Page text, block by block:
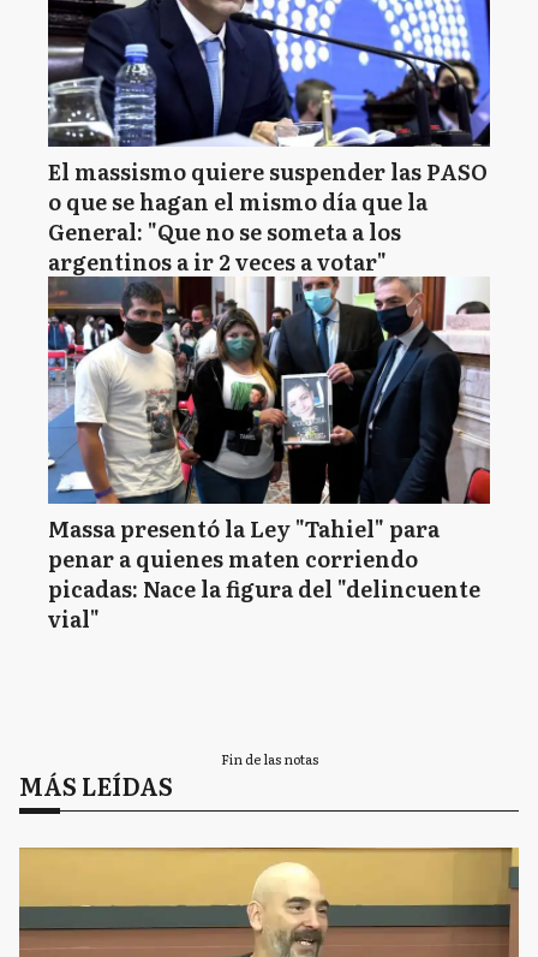
El massismo quiere suspender las PASO
o que se hagan el mismo día que la
General: "Que no se someta a los
argentinos a ir 2 veces a votar"
Massa presentó la Ley "Tahiel" para
penar a quienes maten corriendo
picadas: Nace la figura del "delincuente
vial"
Fin de las notas
MÁS LEÍDAS